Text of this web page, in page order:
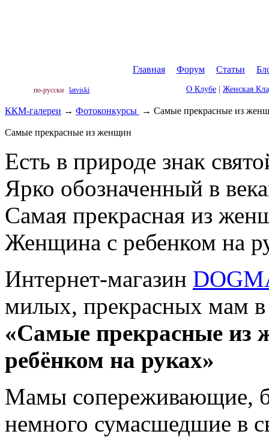
Главная Форум Статьи
по-русски latviski О Клубе Женская
ККМ-галереи → Фотоконкурсы → Самые прекрасные из
Самые прекрасные из женщин
Есть в природе знак
Ярко обозначенный в
Самая прекрасная из
Женщина с ребенком на
Интернет-магазин
милых, прекрасных мам в
«Самые прекрасные
ребёнком на руках»
Мамы сопереживающие,
немного сумасшедшие в